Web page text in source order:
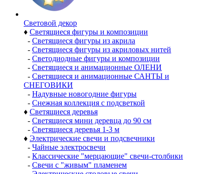
Световой декор
♦ Светящиеся фигуры и композиции
- Светящиеся фигуры из акрила
- Светящиеся фигуры из акриловых нитей
- Светодиодные фигуры и композиции
- Светящиеся и анимационные ОЛЕНИ
- Светящиеся и анимационные САНТЫ и
СНЕГОВИКИ
- Надувные новогодние фигуры
- Снежная коллекция с подсветкой
♦ Светящиеся деревья
- Светящиеся мини деревца до 90 см
- Светящиеся деревья 1-3 м
♦ Электрические свечи и подсвечники
- Чайные электросвечи
- Классические "мерцающие" свечи-столбики
- Свечи с "живым" пламенем